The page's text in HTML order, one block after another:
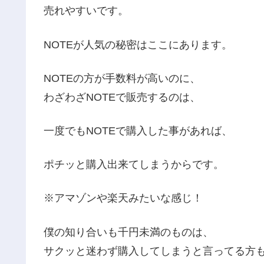
売れやすいです。
NOTEが人気の秘密はここにあります。
NOTEの方が手数料が高いのに、
わざわざNOTEで販売するのは、
一度でもNOTEで購入した事があれば、
ポチッと購入出来てしまうからです。
※アマゾンや楽天みたいな感じ！
僕の知り合いも千円未満のものは、
サクッと迷わず購入してしまうと言ってる方